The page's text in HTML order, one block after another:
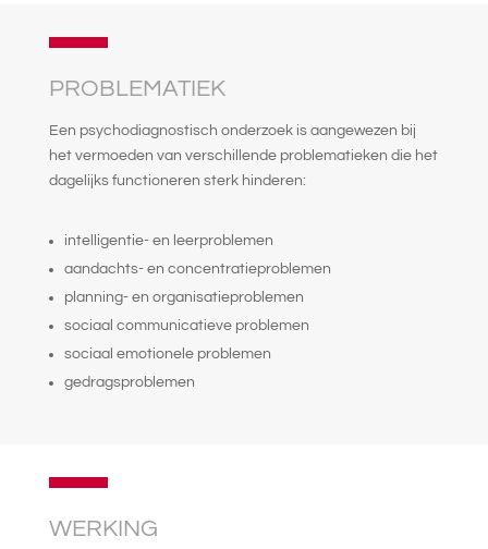
PROBLEMATIEK
Een psychodiagnostisch onderzoek is aangewezen bij
het vermoeden van verschillende problematieken die het
dagelijks functioneren sterk hinderen:
intelligentie- en leerproblemen
aandachts- en concentratieproblemen
planning- en organisatieproblemen
sociaal communicatieve problemen
sociaal emotionele problemen
gedragsproblemen
WERKING